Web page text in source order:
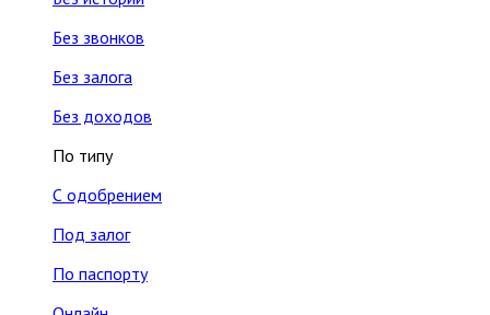
Без звонков
Без залога
Без доходов
По типу
С одобрением
Под залог
По паспорту